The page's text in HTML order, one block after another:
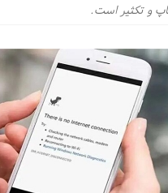
و تکثیر است.